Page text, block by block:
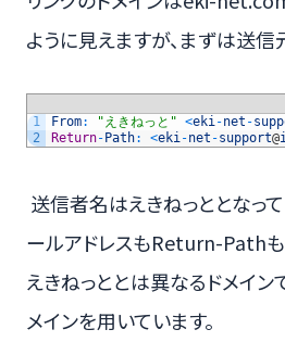
ように見えますが、まずは送信
1
2
From: "えきねっと" <eki-net -
Return- Path: <eki-net -support@
送信者名はえきねっととなっ
ールアドレスもReturn-Path
えきねっととは異なるドメイン
メインを用いています。